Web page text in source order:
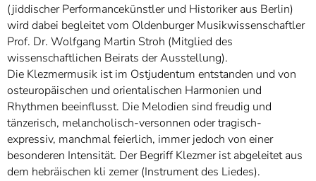
(jiddischer Performancekünstler und Historiker aus Berlin)
wird dabei begleitet vom Oldenburger Musikwissenschaftler
Prof. Dr. Wolfgang Martin Stroh (Mitglied des
wissenschaftlichen Beirats der Ausstellung).
Die Klezmermusik ist im Ostjudentum entstanden und von
osteuropäischen und orientalischen Harmonien und
Rhythmen beeinflusst. Die Melodien sind freudig und
tänzerisch, melancholisch-versonnen oder tragisch-
expressiv, manchmal feierlich, immer jedoch von einer
besonderen Intensität. Der Begriff Klezmer ist abgeleitet aus
dem hebräischen kli zemer (Instrument des Liedes).